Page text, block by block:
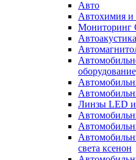
Авто
Автохимия и
Автоакустика
Линзы LED и
света ксенон